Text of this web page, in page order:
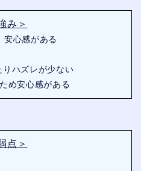
み＞
安心感がある
りハズレが少ない
ため安心感がある
点＞